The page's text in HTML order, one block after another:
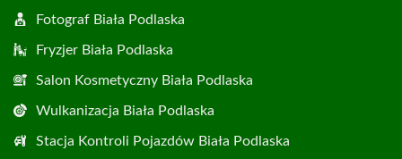
Fotograf Biała Podlaska
Fryzjer Biała Podlaska
Salon Kosmetyczny Biała Podlaska
Wulkanizacja Biała Podlaska
Stacja Kontroli Pojazdów Biała Podlaska